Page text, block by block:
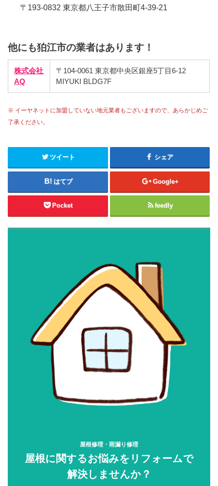
〒193-0832 東京都八王子市散田町4-39-21
他にも狛江市の業者はあります！
株式会社
AQ
〒104-0061 東京都中央区銀座5丁目6-12
MIYUKI BLDG7F
※ イーヤネットに加盟していない地元業者もございますので、あらかじめご
了承ください。
ツイート シェア
はてブ Google+
Pocket feedly
屋根修理・雨漏り修理
屋根に関するお悩みをリフォームで
解決しませんか？